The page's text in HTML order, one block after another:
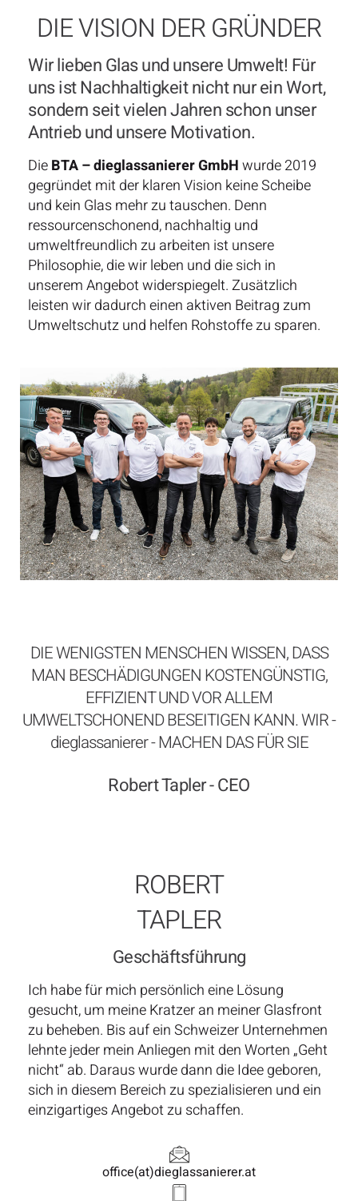
DIE VISION DER GRÜNDER
Wir lieben Glas und unsere Umwelt! Für
uns ist Nachhaltigkeit nicht nur ein Wort,
sondern seit vielen Jahren schon unser
Antrieb und unsere Motivation.
DieBTA – dieglassanierer GmbHwurde 2019
gegründet mit der klaren Vision keine Scheibe
und kein Glas mehr zu tauschen. Denn
ressourcenschonend, nachhaltig und
umweltfreundlich zu arbeiten ist unsere
Philosophie, die wir leben und die sich in
unserem Angebot widerspiegelt. Zusätzlich
leisten wir dadurch einen aktiven Beitrag zum
Umweltschutz und helfen Rohstoffe zu sparen.
DIE WENIGSTEN MENSCHEN WISSEN, DASS
MAN BESCHÄDIGUNGEN KOSTENGÜNSTIG,
EFFIZIENT UND VOR ALLEM
UMWELTSCHONEND BESEITIGEN KANN. WIR -
dieglassanierer - MACHEN DAS FÜR SIE
Robert Tapler - CEO
ROBERT
TAPLER
Geschäftsführung
Ich habe für mich persönlich eine Lösung
gesucht, um meine Kratzer an meiner Glasfront
zu beheben. Bis auf ein Schweizer Unternehmen
lehnte jeder mein Anliegen mit den Worten „Geht
nicht“ ab. Daraus wurde dann die Idee geboren,
sich in diesem Bereich zu spezialisieren und ein
einzigartiges Angebot zu schaffen.
office(at)dieglassanierer.at